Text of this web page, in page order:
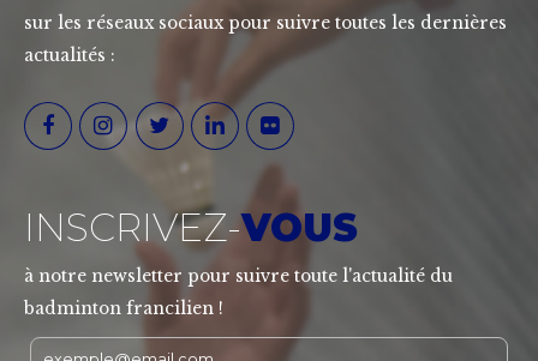
sur les réseaux sociaux pour suivre toutes les dernières
actualités :
INSCRIVEZ-VOUS
à notre newsletter pour suivre toute l'actualité du
badminton francilien !